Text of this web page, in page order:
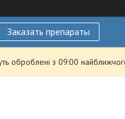
Заказать препараты
оброблені з 09:00